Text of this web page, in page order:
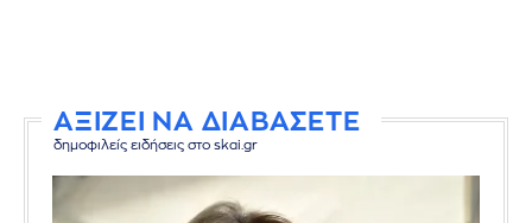
ΑΞΙΖΕΙ ΝΑ ΔΙΑΒΑΣΕΤΕ
δημοφιλείς ειδήσεις στο skai.gr